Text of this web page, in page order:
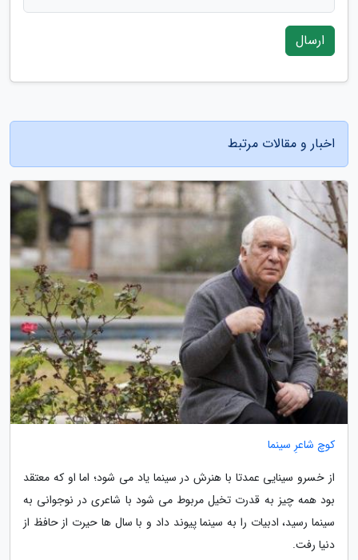
ارسال
اخبار و مقالات مرتبط
کوچ شاعرِ سینما
از خسرو سینایی عمدتا با هنرش در سینما یاد می شود؛ اما او که معتقد
بود همه چیز به قدرت تخیل مربوط می شود با شاعری در نوجوانی به
سینما رسید، ادبیات را به سینما پیوند داد و با سال ها حیرت از حافظ از
دنیا رفت.